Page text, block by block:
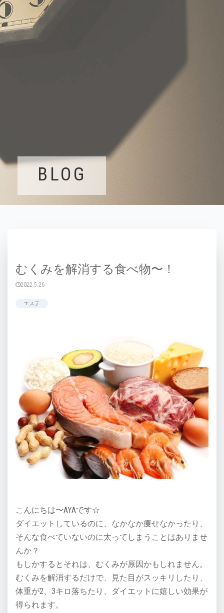
BLOG
むくみを解消する食べ物〜！
2022.5.26
エステ
こんにちは〜AYAです☆
ダイエットしているのに、なかなか痩せなかったり、
そんな食べていないのに太ってしまうことはありませ
んか？
もしかするとそれは、むくみが原因かもしれません。
むくみを解消するだけで、見た目がスッキリしたり、
体重が2、3キロ落ちたり、ダイエットに嬉しい効果が
得られます。